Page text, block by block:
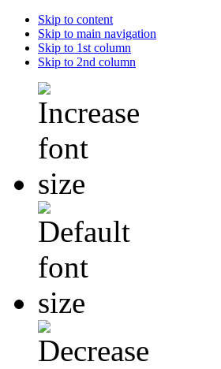
Skip to content
Skip to main navigation
Skip to 1st column
Skip to 2nd column